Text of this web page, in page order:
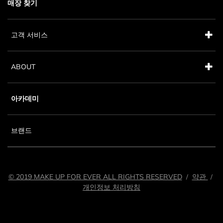
매장 찾기
고객 서비스
ABOUT
아카데미
브랜드
© 2019 MAKE UP FOR EVER ALL RIGHTS RESERVED / 약관 /
개인정보 처리방침